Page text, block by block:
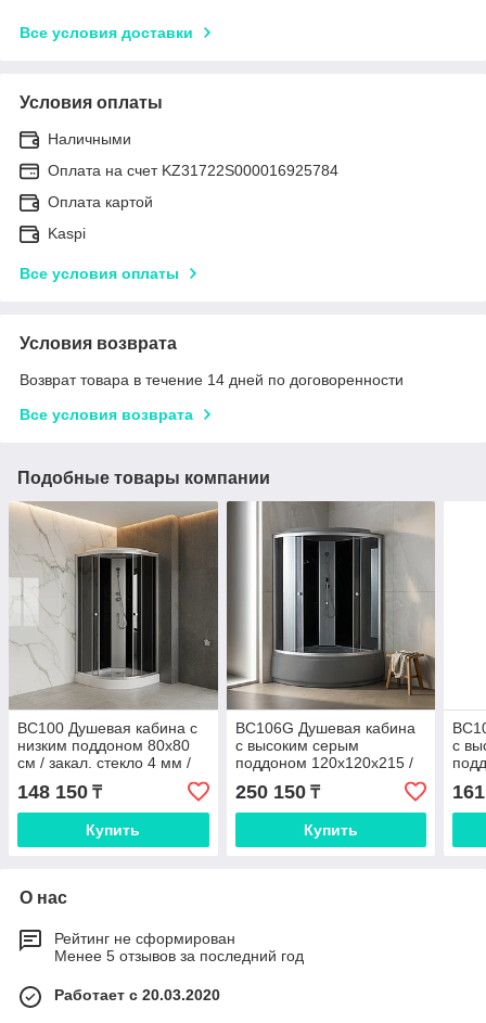
Все условия доставки
Условия оплаты
Наличными
Оплата на счет KZ31722S000016925784
Оплата картой
Kaspi
Все условия оплаты
Условия возврата
Возврат товара в течение 14 дней по договоренности
Все условия возврата
Подобные товары компании
BC100 Душевая кабина с
низким поддоном 80х80
см / закал. стекло 4 мм /
алюм. каркас
148 150 ₸
Купить
BC106G Душевая кабина
с высоким серым
поддоном 120х120х215 /
закал. стекло 4 мм / алюм.
каркас
250 150₸
Купить
с
О нас
Рейтинг не сформирован
Менее 5 отзывов за последний год
Работает с 20.03.2020